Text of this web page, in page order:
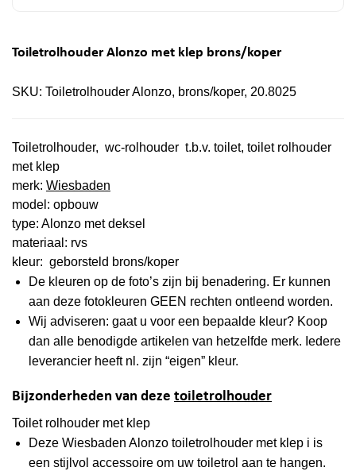
Toiletrolhouder Alonzo met klep brons/koper
SKU: Toiletrolhouder Alonzo, brons/koper, 20.8025
Toiletrolhouder, wc-rolhouder t.b.v. toilet, toilet rolhouder
met klep
merk: Wiesbaden
model: opbouw
type: Alonzo met deksel
materiaal: rvs
kleur: geborsteld brons/koper
De kleuren op de foto’s zijn bij benadering. Er kunnen
aan deze fotokleuren GEEN rechten ontleend worden.
Wij adviseren: gaat u voor een bepaalde kleur? Koop
dan alle benodigde artikelen van hetzelfde merk. Iedere
leverancier heeft nl. zijn “eigen” kleur.
Bijzonderheden van deze toiletrolhouder
Toilet rolhouder met klep
Deze Wiesbaden Alonzo toiletrolhouder met klep i is
een stijlvol accessoire om uw toiletrol aan te hangen.